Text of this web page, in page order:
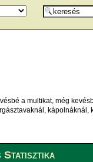
a multikat, még
kápolnáknál,
Statisztika